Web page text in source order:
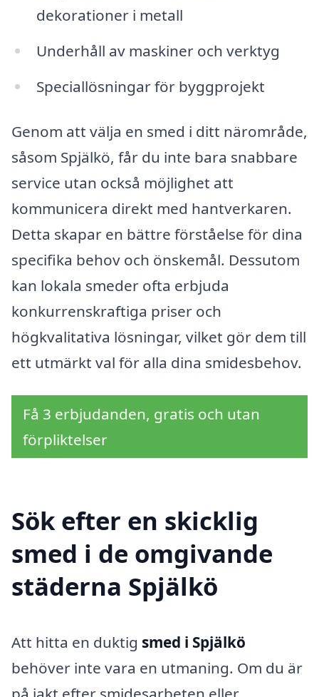
dekorationer i metall
Underhåll av maskiner och verktyg
Speciallösningar för byggprojekt
Genom att välja en smed i ditt närområde,
såsom Spjälkö, får du inte bara snabbare
service utan också möjlighet att
kommunicera direkt med hantverkaren.
Detta skapar en bättre förståelse för dina
specifika behov och önskemål. Dessutom
kan lokala smeder ofta erbjuda
konkurrenskraftiga priser och
högkvalitativa lösningar, vilket gör dem till
ett utmärkt val för alla dina smidesbehov.
Få 3 erbjudanden, gratis och utan
förpliktelser
Sök efter en skicklig
smed i de omgivande
städerna Spjälkö
Att hitta en duktig smed i Spjälkö
behöver inte vara en utmaning. Om du är